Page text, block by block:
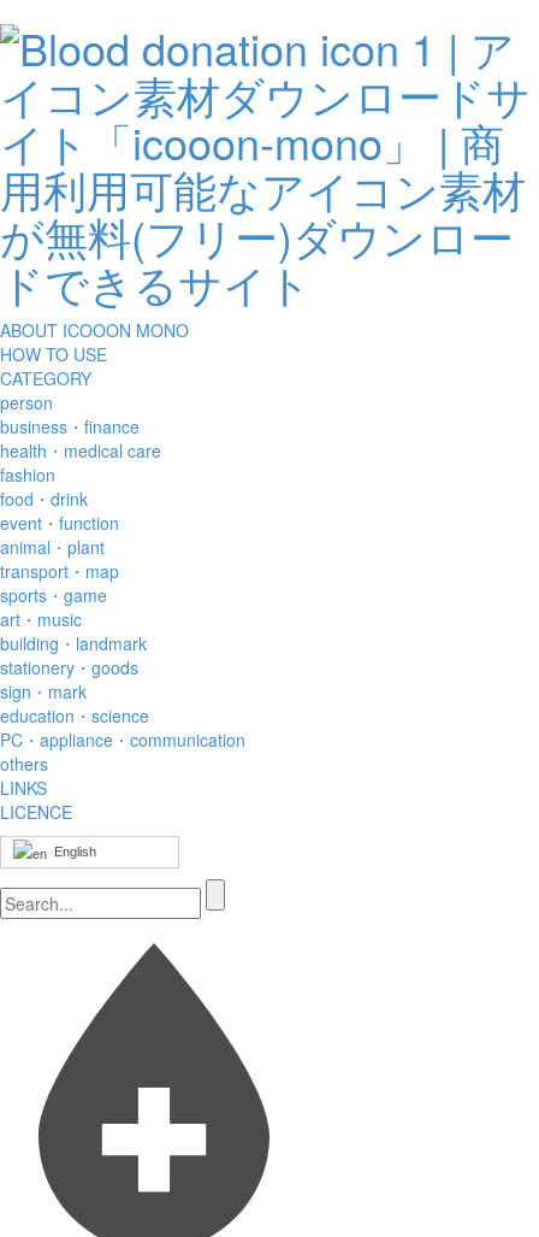
ABOUT ICOOON MONO
HOW TO USE
CATEGORY
person
business・finance
health・medical care
fashion
food・drink
event・function
animal・plant
transport・map
sports・game
art・music
building・landmark
stationery・goods
sign・mark
education・science
PC・appliance・communication
others
LINKS
LICENCE
English